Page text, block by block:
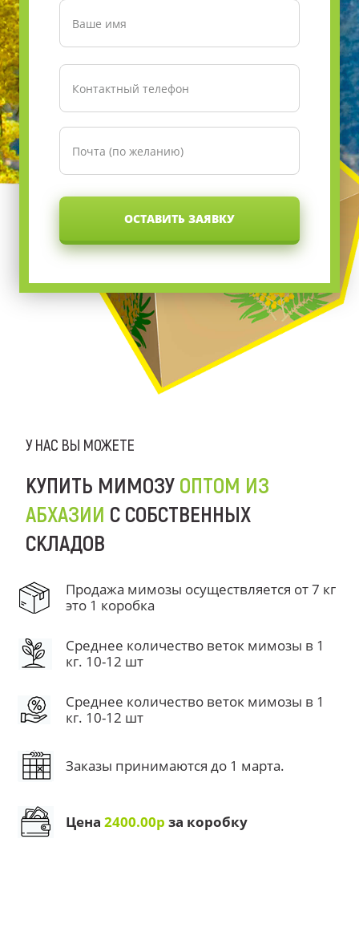
ОСТАВИТЬ ЗАЯВКУ
У НАС ВЫ МОЖЕТЕ
КУПИТЬ МИМОЗУ ОПТОМ ИЗ
АБХАЗИИ С СОБСТВЕННЫХ
СКЛАДОВ
Продажа мимозы осуществляется от 7 кг
это 1 коробка
Среднее количество веток мимозы в 1
кг. 10-12 шт
Среднее количество веток мимозы в 1
кг. 10-12 шт
Заказы принимаются до 1 марта.
Цена2400.00р за коробку